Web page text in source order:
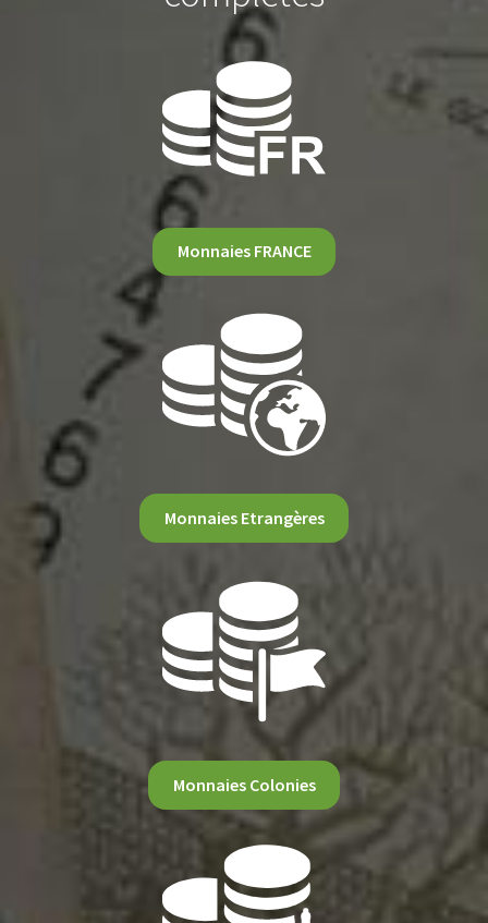
Monnaies FRANCE
Monnaies Etrangères
Monnaies Colonies